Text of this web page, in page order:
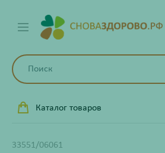
Каталог товаров
33551/06061